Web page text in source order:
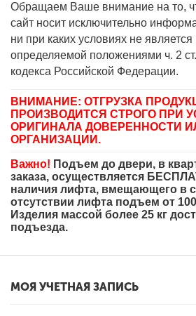
Обращаем Ваше внимание на то,
сайт носит исключительно
ни при каких условиях не
определяемой положениями ч. 2
кодекса Российской Федерации.
ВНИМАНИЕ: ОТГРУЗКА
ПРОИЗВОДИТСЯ СТРОГО ПРИ
ОРИГИНАЛА ДОВЕРЕННОСТИ
ОРГАНИЗАЦИИ.
Важно! Подъем до двери, в
заказа, осуществляется
наличия лифта, вмещающего в
отсутствии лифта подъем от
Изделия массой более 25 кг
подъезда.
МОЯ УЧЕТНАЯ ЗАПИСЬ